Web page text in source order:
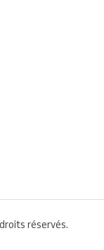
réservés.